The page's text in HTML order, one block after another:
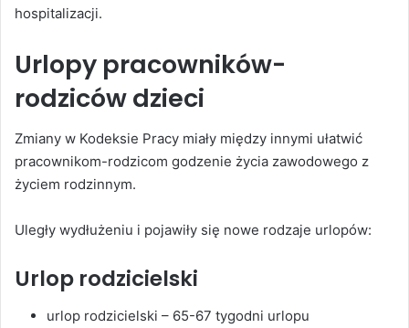
hospitalizacji.
Urlopy pracowników-
rodziców dzieci
Zmiany w Kodeksie Pracy miały między innymi ułatwić
pracownikom-rodzicom godzenie życia zawodowego z
życiem rodzinnym.
Uległy wydłużeniu i pojawiły się nowe rodzaje urlopów:
Urlop rodzicielski
urlop rodzicielski – 65-67 tygodni urlopu